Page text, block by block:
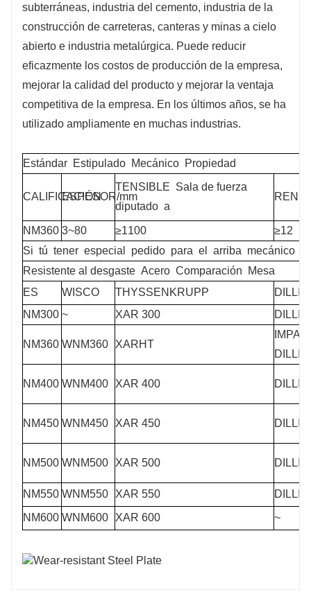
subterráneas, industria del cemento, industria de la
construcción de carreteras, canteras y minas a cielo
abierto e industria metalúrgica. Puede reducir
eficazmente los costos de producción de la empresa,
mejorar la calidad del producto y mejorar la ventaja
competitiva de la empresa. En los últimos años, se ha
utilizado ampliamente en muchas industrias.
Estándar Estipulado Mecánico Propiedad
CALIFICACIÓN
ESPESOR/mm
TENSIBLE Sala de fuerza
diputado a
NM360 3~80 ≥1100
≥12
Si tú tener especial pedido para el arriba mecánico
Resistente al desgaste Acero Comparación
Mesa
ES
WISCO THYSSENKRUPP
NM300 ~ XAR 300
NM360 WNM360 XARHT
NM400 WNM400 XAR 400
NM450 WNM450 XAR 450
NM500 WNM500 XAR 500
NM550 WNM550 XAR 550
NM600 WNM600 XAR 600 ~